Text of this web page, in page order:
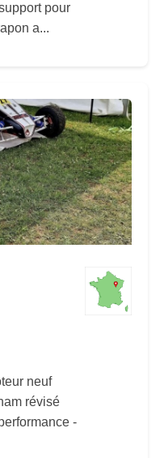
pour
a...
neuf
révisé
-